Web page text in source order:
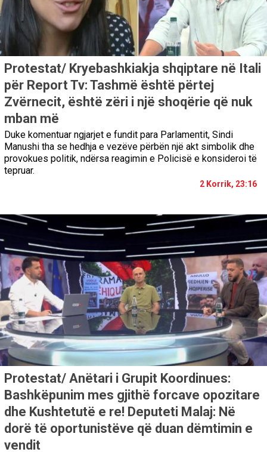
Protestat/ Kryebashkiakja shqiptare në Itali
për Report Tv: Tashmë është përtej
Zvërnecit, është zëri i një shoqërie që nuk
mban më
Duke komentuar ngjarjet e fundit para Parlamentit, Sindi
Manushi tha se hedhja e vezëve përbën një akt simbolik dhe
provokues politik, ndërsa reagimin e Policisë e konsideroi të
tepruar.
2 Korrik, 23:16
Protestat/ Anëtari i Grupit Koordinues:
Bashkëpunim mes gjithë forcave opozitare
dhe Kushtetutë e re! Deputeti Malaj: Në
dorë të oportunistëve që duan dëmtimin e
vendit